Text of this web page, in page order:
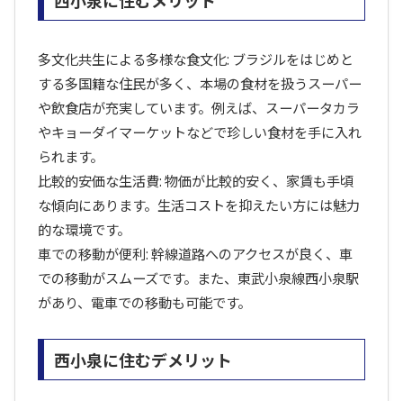
多文化共生による多様な食文化: ブラジルをはじめと
する多国籍な住民が多く、本場の食材を扱うスーパー
や飲食店が充実しています。例えば、スーパータカラ
やキョーダイマーケットなどで珍しい食材を手に入れ
られます。
比較的安価な生活費: 物価が比較的安く、家賃も手頃
な傾向にあります。生活コストを抑えたい方には魅力
的な環境です。
車での移動が便利: 幹線道路へのアクセスが良く、車
での移動がスムーズです。また、東武小泉線西小泉駅
があり、電車での移動も可能です。
西小泉に住むデメリット